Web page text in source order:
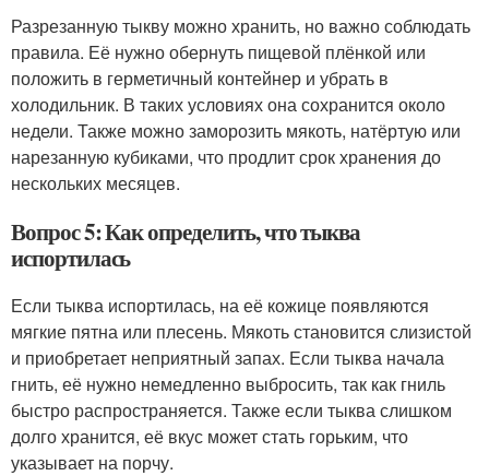
Разрезанную тыкву можно хранить, но важно соблюдать
правила. Её нужно обернуть пищевой плёнкой или
положить в герметичный контейнер и убрать в
холодильник. В таких условиях она сохранится около
недели. Также можно заморозить мякоть, натёртую или
нарезанную кубиками, что продлит срок хранения до
нескольких месяцев.
Вопрос 5: Как определить, что тыква
испортилась
Если тыква испортилась, на её кожице появляются
мягкие пятна или плесень. Мякоть становится слизистой
и приобретает неприятный запах. Если тыква начала
гнить, её нужно немедленно выбросить, так как гниль
быстро распространяется. Также если тыква слишком
долго хранится, её вкус может стать горьким, что
указывает на порчу.